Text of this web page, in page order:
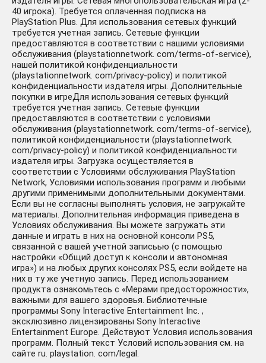
40 игрока). Требуется оплаченная подписка на
PlayStation Plus. Для использования сетевых функций
требуется учетная запись. Сетевые функции
предоставляются в соответствии с нашими условиями
обслуживания (playstationnetwork. com/terms-of-service),
нашей политикой конфиденциальности
(playstationnetwork. com/privacy-policy) и политикой
конфиденциальности издателя игры. Дополнительные
покупки в игреДля использования сетевых функций
требуется учетная запись. Сетевые функции
предоставляются в соответствии с условиями
обслуживания (playstationnetwork. com/terms-of-service),
политикой конфиденциальности (playstationnetwork.
com/privacy-policy) и политикой конфиденциальности
издателя игры. Загрузка осуществляется в
соответствии с Условиями обслуживания PlayStation
Network, Условиями использования программ и любыми
другими применимыми дополнительными документами.
Если вы не согласны выполнять условия, не загружайте
материалы. Дополнительная информация приведена в
Условиях обслуживания. Вы можете загружать эти
данные и играть в них на основной консоли PS5,
связанной с вашей учетной записьью (с помощью
настройки «Общий доступ к консоли и автономная
игра») и на любых других консолях PS5, если войдете на
них в ту же учетную запись. Перед использованием
продукта ознакомьтесь с «Мерами предосторожности»,
важными для вашего здоровья. Библиотечные
программы Sony Interactive Entertainment Inc. ,
эксклюзивно лицензированы Sony Interactive
Entertainment Europe. Действуют Условия использования
программ. Полный текст Условий использования см. на
сайте ru. playstation. com/legal.